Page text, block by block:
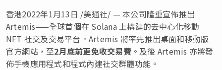
香港2022年1月13日 /美通社/ — 本公司隆重宣佈推出
Artemis——全球首個在 Solana 上構建的去中心化移動
NFT 社交及交易平台。Artemis 將率先推出桌面和移動版
官方網站，至2月底前更免收交易費。及後 Artemis 亦將發
佈手機應用程式和程式內建社交群體功能。